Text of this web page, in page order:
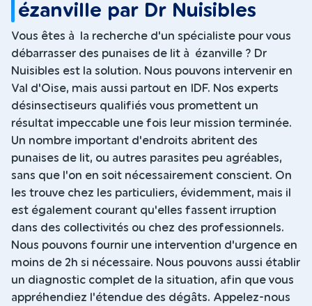
ézanville par Dr Nuisibles
Vous êtes à la recherche d'un spécialiste pour vous
débarrasser des punaises de lit à ézanville ? Dr
Nuisibles est la solution. Nous pouvons intervenir en
Val d'Oise, mais aussi partout en IDF. Nos experts
désinsectiseurs qualifiés vous promettent un
résultat impeccable une fois leur mission terminée.
Un nombre important d'endroits abritent des
punaises de lit, ou autres parasites peu agréables,
sans que l'on en soit nécessairement conscient. On
les trouve chez les particuliers, évidemment, mais il
est également courant qu'elles fassent irruption
dans des collectivités ou chez des professionnels.
Nous pouvons fournir une intervention d'urgence en
moins de 2h si nécessaire. Nous pouvons aussi établir
un diagnostic complet de la situation, afin que vous
appréhendiez l'étendue des dégâts. Appelez-nous